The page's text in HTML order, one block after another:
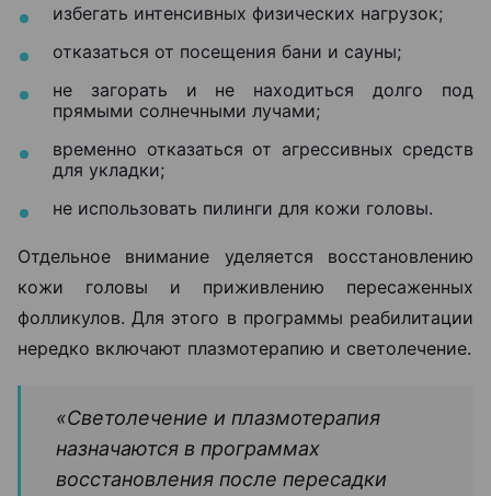
избегать интенсивных физических нагрузок;
отказаться от посещения бани и сауны;
не загорать и не находиться долго под
прямыми солнечными лучами;
временно отказаться от агрессивных средств
для укладки;
не использовать пилинги для кожи головы.
Отдельное внимание уделяется восстановлению
кожи головы и приживлению пересаженных
фолликулов. Для этого в программы реабилитации
нередко включают плазмотерапию и светолечение.
«Светолечение и плазмотерапия
назначаются в программах
восстановления после пересадки